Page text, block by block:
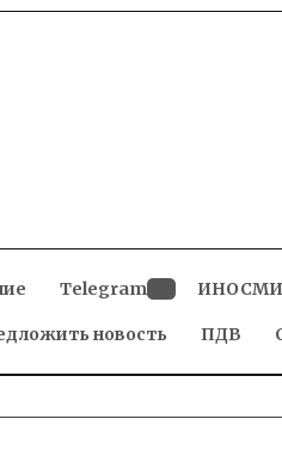
Telegram
dropdown
ИНОСМИ
новость ПДВ